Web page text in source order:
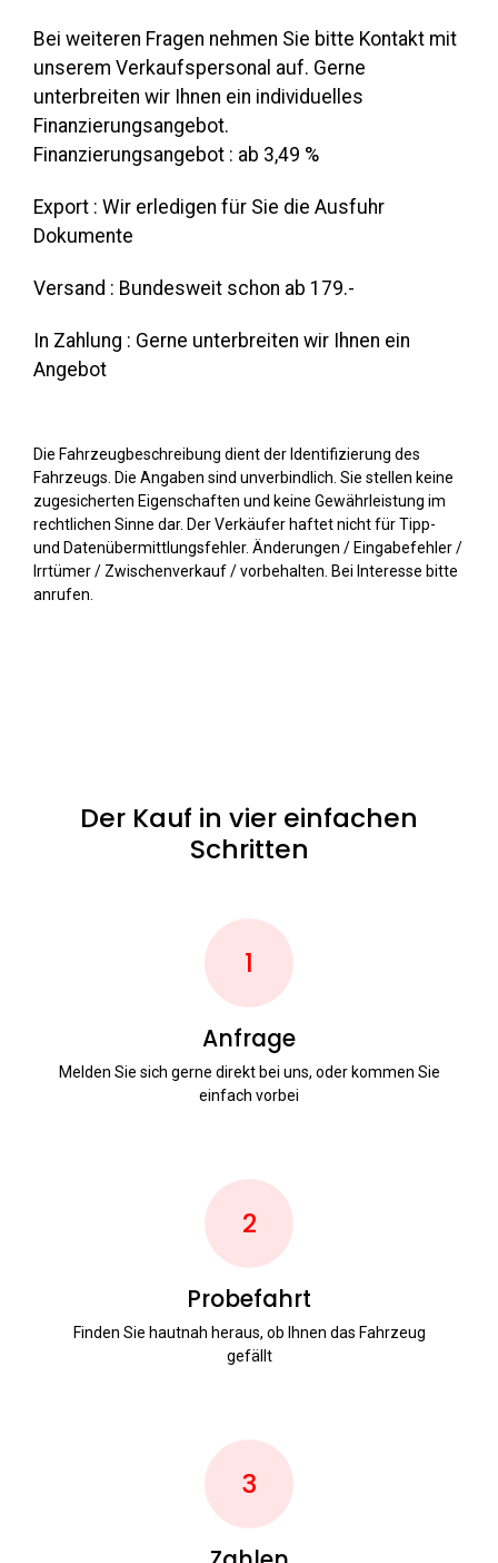
Bei weiteren Fragen nehmen Sie bitte Kontakt mit
unserem Verkaufspersonal auf. Gerne
unterbreiten wir Ihnen ein individuelles
Finanzierungsangebot.
Finanzierungsangebot : ab 3,49 %
Export : Wir erledigen für Sie die Ausfuhr
Dokumente
Versand : Bundesweit schon ab 179.-
In Zahlung : Gerne unterbreiten wir Ihnen ein
Angebot
Die Fahrzeugbeschreibung dient der Identifizierung des
Fahrzeugs. Die Angaben sind unverbindlich. Sie stellen keine
zugesicherten Eigenschaften und keine Gewährleistung im
rechtlichen Sinne dar. Der Verkäufer haftet nicht für Tipp-
und Datenübermittlungsfehler. Änderungen / Eingabefehler /
Irrtümer / Zwischenverkauf / vorbehalten. Bei Interesse bitte
anrufen.
Der Kauf in vier einfachen
Schritten
1
Anfrage
Melden Sie sich gerne direkt bei uns, oder kommen Sie
einfach vorbei
2
Probefahrt
Finden Sie hautnah heraus, ob Ihnen das Fahrzeug
gefällt
3